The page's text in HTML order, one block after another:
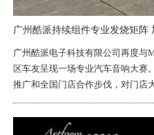
广州酷派电子科技有限公司再度与
区车友呈现一场专业汽车音响大赛
推广和全国门店合作步伐，对门店
认可。